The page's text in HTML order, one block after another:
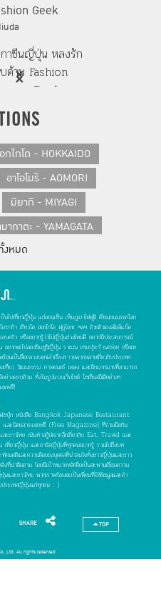
Geek
าซีนญี่ปุ่น หลงรัก
ด้าน Fashion
จาก Bunka
Tokyo และ
ความรักแฟชั่นญี่ปุ่น
กไกโด - HOKKAIDO
อาโอโมริ - AOMORI
มิยากิ - MIYAGI
ากาตะ - YAMAGATA
คันโต - KANTO
อิบารากิ - IBARAKI
กุมมะ - GUNMA
ชิบะ - CHIBA
ชูบุ - CHUBU
ฟุกุอิ - FUKUI
กิฟุ - GIFU
ไอจิ - AICHI
คันไซ - KANSAI
งหมด
นไปเที่ยวญี่ปุ่น แช่ออนเซ็น เห็นภูเขาไฟฟูจิ เยี่ยมชมมรดกโลก
อซาก้า เกียวโต ฮอกไกโด ฟุกุโอกะ ฯลฯ ด้วยตัวเองสไตล์แบ็ค
อบครัว หรืออยากรู้ว่าไปญี่ปุ่นช่วงไหนดี อยากมีประสบการณ์
อยากจะไปลองชิมซูชิญี่ปุ่น ราเมน เทมปุระร้านอร่อย หรือเท
มเป็นสื่อกลางบอกเล่าเรื่องราวหลากหลายเกี่ยวกับประเทศ
ที่ยว วัฒนธรรม ภาพยนตร์ เพลง และอีกมากมายที่สามารถ
ย่างครบถ้วน ทั้งในรูปแบบเว็บไซต์ โซเชียลมีเดียต่างๆ
กฟรี!
เฟซบุ๊ก หนังสือ Bangkok Japanese Restaurant
และนิตยสารแจกฟรี (Free Magazine) ที่ร่วมมือกัน
ะชาวไทย เน้นทำสกู๊ปเจาะลึกเกี่ยวกับ Eat, Travel และ
ที่ยวญี่ปุ่น และอาร์ตญี่ปุ่นที่ทุกคนอยากรู้ รวมไปถึงบท
ศนคติและความคิดของบุคคลที่น่าสนใจทั้งชาวญี่ปุ่นและชาว
งที่น่าติดตาม โดยมีเป้าหมายหลักคือเป็นสะพานเชื่อมความ
และชาวไทย พวกเราพร้อมจะเป็นเพื่อนที่ให้ข้อมูลและคำ
บประเทศญี่ปุ่นแก่ทุกคน : )
SHARE TOP
All rights reserved